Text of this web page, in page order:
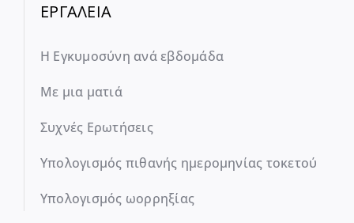
ΕΡΓΑΛΕΙΑ
Η Εγκυμοσύνη ανά εβδομάδα
Με μια ματιά
Συχνές Ερωτήσεις
Υπολογισμός πιθανής ημερομηνίας τοκετού
Υπολογισμός ωορρηξίας